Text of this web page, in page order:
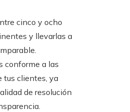
cinco y ocho
y llevarlas a
conforme a las
tus clientes, ya
de resolución